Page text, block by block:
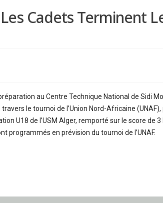
Cadets Terminent
au Centre Technique National de Sidi
le tournoi de l’Union Nord-Africaine
U18 de l’USM Alger, remporté sur le score de
programmés en prévision du tournoi de l’UNAF.